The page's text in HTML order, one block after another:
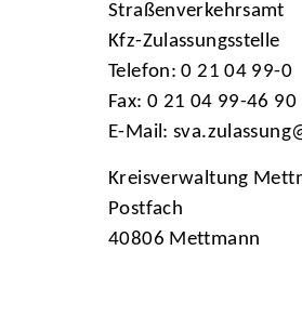
Straßenverkehrsamt
Kfz-Zulassungsstelle
Telefon: 0 21 04 99-0
Fax: 0 21 04 99-46 90
E-Mail:
Kreisverwaltung
Postfach
40806 Mettmann